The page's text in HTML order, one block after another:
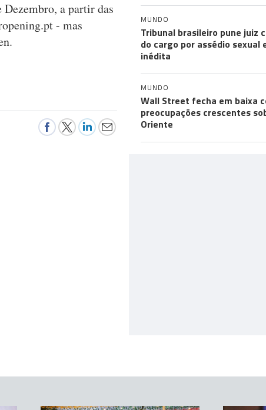
Dezembro, a partir das
- mas
MUNDO
Tribunal brasileiro pune juiz
do cargo por assédio sexual
inédita
MUNDO
Wall Street fecha em baixa
preocupações crescentes
Oriente